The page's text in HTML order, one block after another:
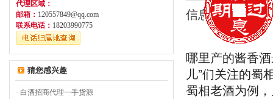
代理区域：
邮箱： 120557849@qq.com
联系电话： 18203990775
猜您感兴趣
· 白酒招商代理一手货源
信息类型：供应
哪里产的酱香
儿”们关注的蜀
蜀相老酒为例